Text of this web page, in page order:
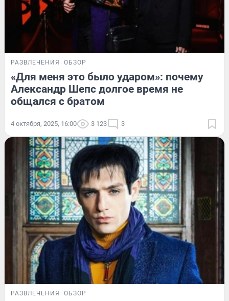
РАЗВЛЕЧЕНИЯ ОБЗОР
«Для меня это было ударом»: почему
Александр Шепс долгое время не
общался с братом
4 октября, 2025, 16:00 3 123 3
РАЗВЛЕЧЕНИЯ ОБЗОР